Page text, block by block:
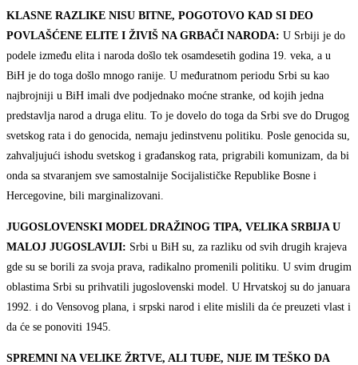
KLASNE RAZLIKE NISU BITNE, POGOTOVO KAD SI DEO
POVLAŠĆENE ELITE I ŽIVIŠ NA GRBAČI NARODA: U Srbiji je do
podele između elita i naroda došlo tek osamdesetih godina 19. veka, a u
BiH je do toga došlo mnogo ranije. U međuratnom periodu Srbi su kao
najbrojniji u BiH imali dve podjednako moćne stranke, od kojih jedna
predstavlja narod a druga elitu. To je dovelo do toga da Srbi sve do Drugog
svetskog rata i do genocida, nemaju jedinstvenu politiku. Posle genocida su,
zahvaljujući ishodu svetskog i građanskog rata, prigrabili komunizam, da bi
onda sa stvaranjem sve samostalnije Socijalističke Republike Bosne i
Hercegovine, bili marginalizovani.
JUGOSLOVENSKI MODEL DRAŽINOG TIPA, VELIKA SRBIJA U
MALOJ JUGOSLAVIJI: Srbi u BiH su, za razliku od svih drugih krajeva
gde su se borili za svoja prava, radikalno promenili politiku. U svim drugim
oblastima Srbi su prihvatili jugoslovenski model. U Hrvatskoj su do januara
1992. i do Vensovog plana, i srpski narod i elite mislili da će preuzeti vlast i
da će se ponoviti 1945.
SPREMNI NA VELIKE ŽRTVE, ALI TUĐE, NIJE IM TEŠKO DA